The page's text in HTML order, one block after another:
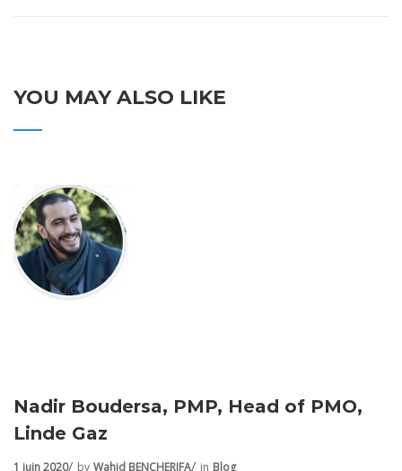
YOU MAY ALSO LIKE
Nadir Boudersa, PMP, Head of PMO,
Linde Gaz
1 juin 2020 by Wahid BENCHERIFA in Blog